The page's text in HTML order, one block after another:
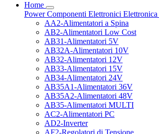
Home
PowerComponenti Elettronici Elettronica
AA2-Alimentatori a Spina
AB2-Alimentatori Low Cost
AB31-Alimentatori 5V
AB32A-Alimentatori 10V
AB32-Alimentatori 12V
AB33-Alimentatori 15V
AB34-Alimentatori 24V
AB35A1-Alimentatori 36V
AB35A2-Alimentatori 48V
AB35-Alimentatori MULTI
AC2-Alimentatori PC
AD2-Inverter
AF2-Regolatori di Tensione